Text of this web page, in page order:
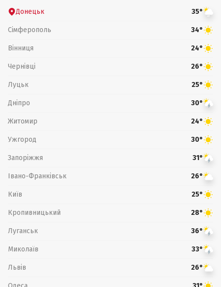
Донецьк 35°
Сімферополь 34°
Вінниця 24°
Чернівці 26°
Луцьк 25°
Дніпро 30°
Житомир 24°
Ужгород 30°
Запоріжжя 31°
Івано-Франківськ 26°
Київ 25°
Кропивницький 28°
Луганськ 36°
Миколаїв 33°
Львів 26°